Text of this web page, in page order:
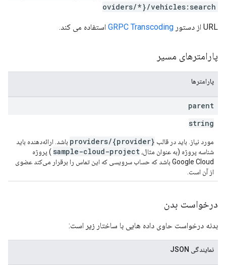
oviders/*}/vehicles:search
URL از دستور GRPC Transcoding استفاده می کند.
پارامترهای مسیر
پارامترها
parent
string
مورد نیاز. باید در قالب providers/{provider} باشد. ارائه‌دهنده باید
شناسه پروژه (به عنوان مثال، sample-cloud-project ) پروژه
Google Cloud باشد که حساب سرویسی که این تماس را برقرار می‌کند عضوی
از آن است.
درخواست بدن
بدنه درخواست حاوی داده هایی با ساختار زیر است:
نمایندگی JSON